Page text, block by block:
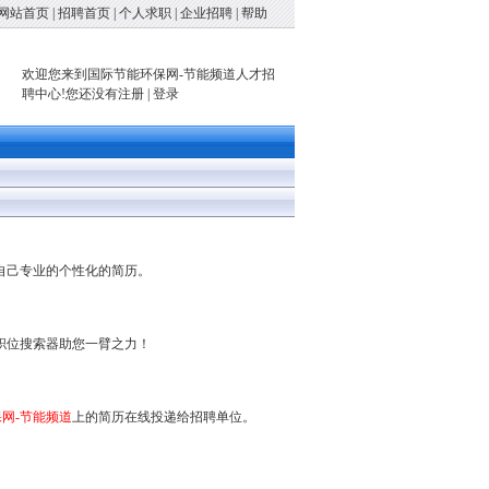
站首页 招聘首页 个人求职 企业招聘 帮助
欢迎您来到国际节能环保网-节能频道人才招
聘中心!您还没有注册 登录
专业的个性化的简历。
位搜索器助您一臂之力！
-节能频道上的简历在线投递给招聘单位。